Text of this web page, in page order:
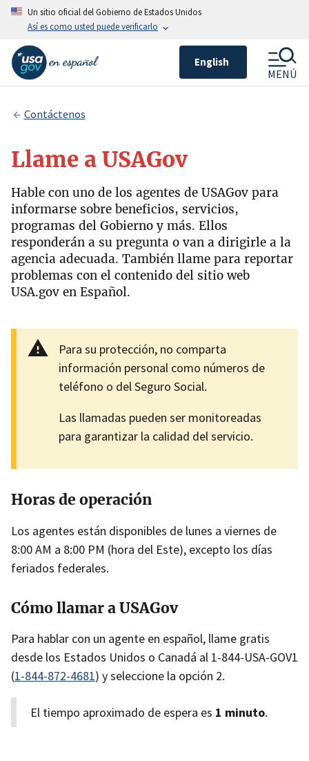
Un sitio oficial del Gobierno de Estados Unidos
Así es como usted puede verificarlo
English
MENÚ
Contáctenos
Llame a USAGov
Hable con uno de los agentes de USAGov para
informarse sobre beneficios, servicios,
programas del Gobierno y más. Ellos
responderán a su pregunta o van a dirigirle a la
agencia adecuada. También llame para reportar
problemas con el contenido del sitio web
USA.gov en Español.
Para su protección, no comparta
información personal como números de
teléfono o del Seguro Social.
Las llamadas pueden ser monitoreadas
para garantizar la calidad del servicio.
Horas de operación
Los agentes están disponibles de lunes a viernes de
8:00 AM a 8:00 PM (hora del Este), excepto los días
feriados federales.
Cómo llamar a USAGov
Para hablar con un agente en español, llame gratis
desde los Estados Unidos o Canadá al 1-844-USA-GOV1
(1-844-872-4681) y seleccione la opción 2.
El tiempo aproximado de espera es 1 minuto.